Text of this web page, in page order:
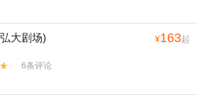
大剧场) ¥163起
6条评论